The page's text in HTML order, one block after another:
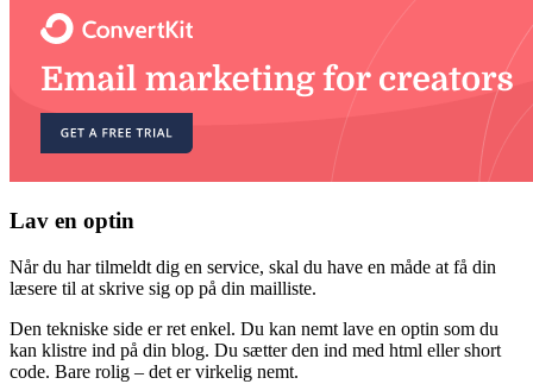
Lav en optin
Når du har tilmeldt dig en service, skal du have en måde at få din
læsere til at skrive sig op på din mailliste.
Den tekniske side er ret enkel. Du kan nemt lave en optin som du
kan klistre ind på din blog. Du sætter den ind med html eller short
code. Bare rolig – det er virkelig nemt.